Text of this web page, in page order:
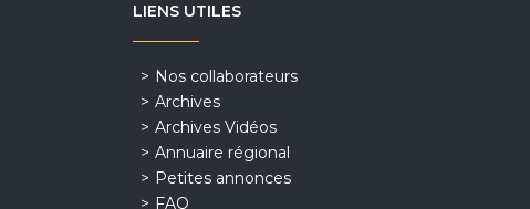
LIENS UTILES
Nos collaborateurs
Archives
Archives Vidéos
Annuaire régional
Petites annonces
FAQ